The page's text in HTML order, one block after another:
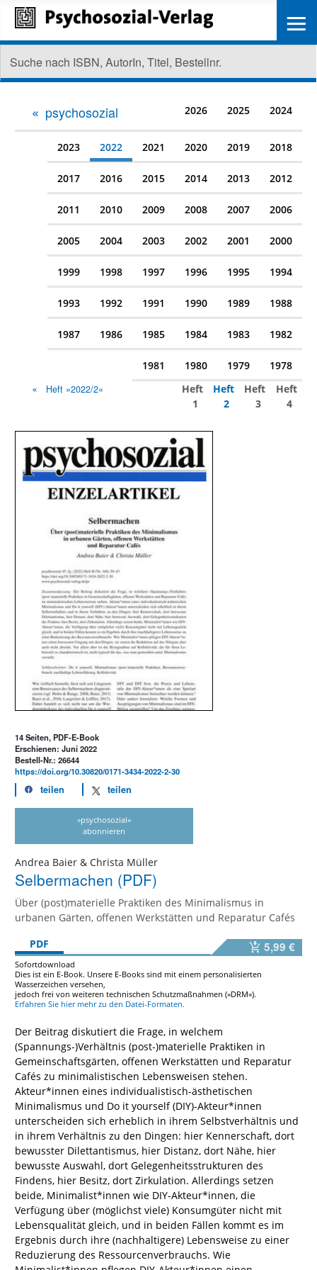
psychosozial 2026 2025 2024
2023 2022 2021 2020 2019 2018
2017 2016 2015 2014 2013 2012
2011 2010 2009 2008 2007 2006
2005 2004 2003 2002 2001 2000
1999 1998 1997 1996 1995 1994
1993 1992 1991 1990 1989 1988
1987 1986 1985 1984 1983 1982
1981 1980 1979 1978
Heft »2022/2«
Heft
1
Heft
2
Heft
3
Heft
4
14 Seiten, PDF-E-Book
Erschienen: Juni 2022
Bestell-Nr.: 26644
https://doi.org/10.30820/0171-3434-2022-2-30
teilen teilen
»psychosozial«
abonnieren
Andrea Baier & Christa Müller
Selbermachen (PDF)
Über (post)materielle Praktiken des Minimalismus in
urbanen Gärten, offenen Werkstätten und Reparatur Cafés
PDF
5,99 €
Sofortdownload
Dies ist ein E-Book. Unsere E-Books sind mit einem personalisierten
Wasserzeichen versehen,
jedoch frei von weiteren technischen Schutzmaßnahmen (»DRM«).
Erfahren Sie hier mehr zu den Datei-Formaten.
Der Beitrag diskutiert die Frage, in welchem
(Spannungs‑)Verhältnis (post‑)materielle Praktiken in
Gemeinschaftsgärten, offenen Werkstätten und Reparatur
Cafés zu minimalistischen Lebensweisen stehen.
Akteur*innen eines individualistisch-ästhetischen
Minimalismus und Do it yourself (DIY)-Akteur*innen
unterscheiden sich erheblich in ihrem Selbstverhältnis und
in ihrem Verhältnis zu den Dingen: hier Kennerschaft, dort
bewusster Dilettantismus, hier Distanz, dort Nähe, hier
bewusste Auswahl, dort Gelegenheitsstrukturen des
Findens, hier Besitz, dort Zirkulation. Allerdings setzen
beide, Minimalist*innen wie DIY-Akteur*innen, die
Verfügung über (möglichst viele) Konsumgüter nicht mit
Lebensqualität gleich, und in beiden Fällen kommt es im
Ergebnis durch ihre (nachhaltigere) Lebensweise zu einer
Reduzierung des Ressourcenverbrauchs. Wie
≡